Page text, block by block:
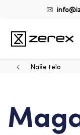
Naše telo